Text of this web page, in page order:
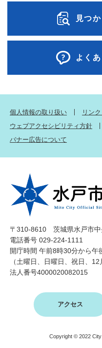
見つ
よく
個人情報の取り扱い
リン
ウェブアクセシビリティ方針
バナー広告について
〒310-8610 茨城県水戸市中
電話番号 029-224-1111
開庁時間 午前8時30分から午
（土曜日、日曜日、祝日、
法人番号4000020082015
アクセス
Copyright © 2022 City